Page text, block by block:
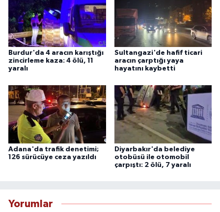
Burdur'da 4 aracın karıştığı
zincirleme kaza: 4 ölü, 11
yaralı
Sultangazi'de hafif ticari
aracın çarptığı yaya
hayatını kaybetti
Adana'da trafik denetimi;
126 sürücüye ceza yazıldı
Diyarbakır'da belediye
otobüsü ile otomobil
çarpıştı: 2 ölü, 7 yaralı
Yorumlar